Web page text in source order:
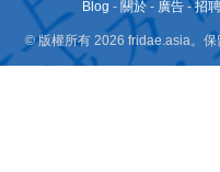
Blog - 關於 - 廣告 -招
© 版權所有 2026 fridae.asia。